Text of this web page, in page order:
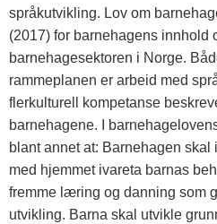
språkutvikling. Lov om
(2017) for barnehagens innhold
barnehagesektoren i Norge.
rammeplanen er arbeid med
flerkulturell kompetanse
barnehagene. I
blant annet at: Barnehagen
med hjemmet ivareta barnas
fremme læring og danning som
utvikling. Barna skal utvikle